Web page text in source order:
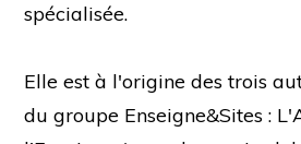
spécialisée.
Elle est à l'origine des trois
du groupe Enseigne&Sites :